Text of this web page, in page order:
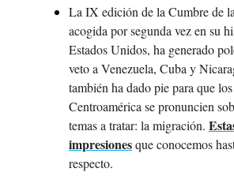
La IX edición de la Cumbre de
acogida por segunda vez en su
Estados Unidos, ha generado
veto a Venezuela, Cuba y
también ha dado pie para que
Centroamérica se pronuncien
temas a tratar: la migración.
impresiones que conocemos
respecto.